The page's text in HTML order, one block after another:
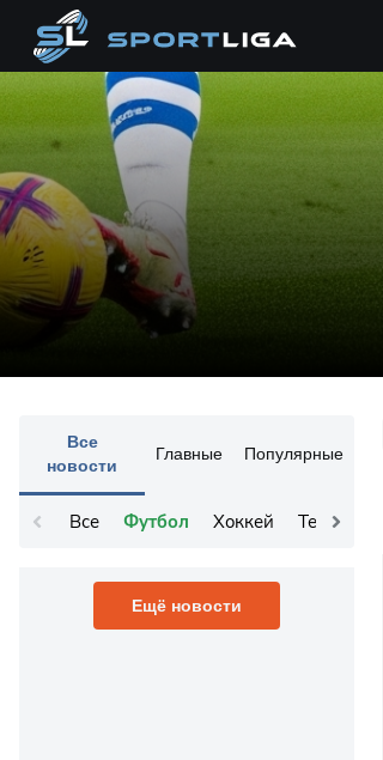
Все
новости
Главные Популярные
Все Футбол Хоккей Теннис
Ещё новости